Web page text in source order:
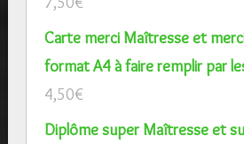
Carte merci Maîtresse et
format A4 à faire remplir par
4,50€
Diplôme super Maîtresse et